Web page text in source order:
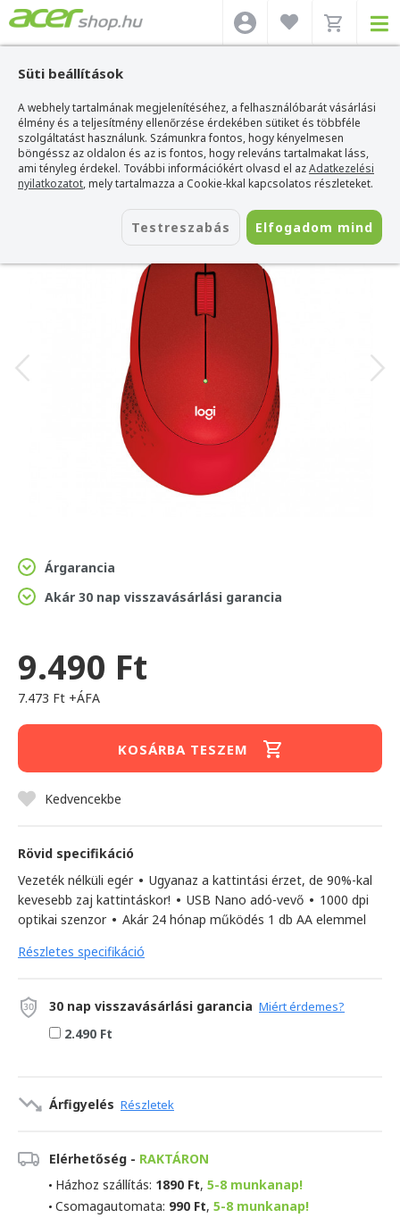
Süti beállítások
A webhely tartalmának megjelenítéséhez, a felhasználóbarát vásárlási
élmény és a teljesítmény ellenőrzése érdekében sütiket és többféle
szolgáltatást használunk. Számunkra fontos, hogy kényelmesen
böngéssz az oldalon és az is fontos, hogy releváns tartalmakat láss,
ami tényleg érdekel. További információkért olvasd el azAdatkezelési
nyilatkozatot, mely tartalmazza a Cookie-kkal kapcsolatos részleteket.
Testreszabás Elfogadom mind
Acer webshop>Kiegészítők>Egerek >Logitech Egerek >Logitech M330
Silent Plus vezeték nélküli egér - Piros
Logitech M330 Silent Plus vezeték
nélküli egér - Piros
Azonosító: 910-004911
Árgarancia
Akár 30 nap visszavásárlási garancia
9.490 Ft
7.473 Ft +ÁFA
KOSÁRBA TESZEM
Kedvencekbe
Rövid specifikáció
Vezeték nélküli egér • Ugyanaz a kattintási érzet, de 90%-kal
kevesebb zaj kattintáskor! • USB Nano adó-vevő • 1000 dpi
optikai szenzor • Akár 24 hónap működés 1 db AA elemmel
Részletes specifikáció
30 nap visszavásárlási garancia Miért érdemes?
2.490 Ft
Árfigyelés Részletek
Elérhetőség - RAKTÁRON
Házhoz szállítás: 1890 Ft, 5-8 munkanap!
Csomagautomata: 990 Ft, 5-8 munkanap!